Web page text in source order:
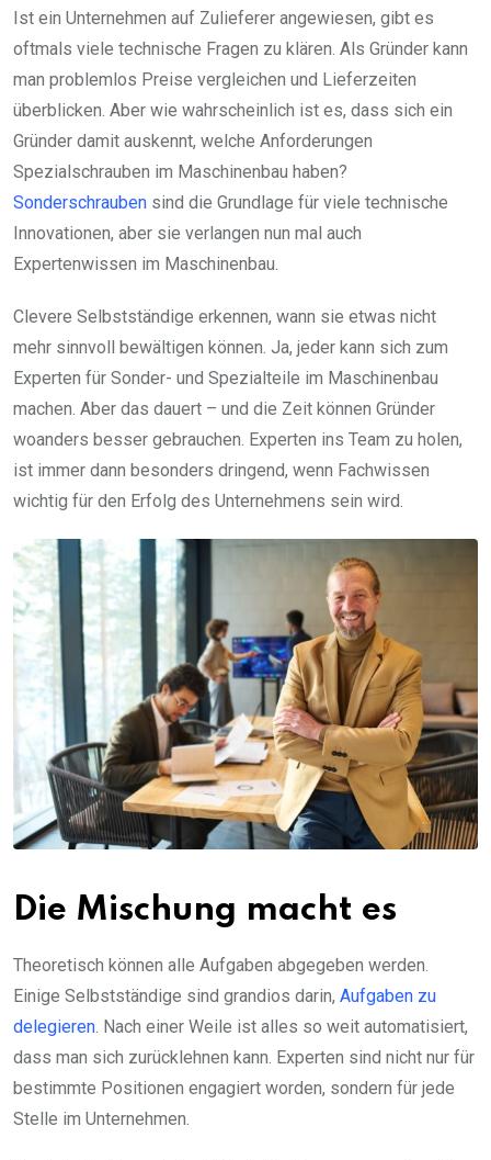
Ist ein Unternehmen auf Zulieferer angewiesen, gibt es
oftmals viele technische Fragen zu klären. Als Gründer kann
man problemlos Preise vergleichen und Lieferzeiten
überblicken. Aber wie wahrscheinlich ist es, dass sich ein
Gründer damit auskennt, welche Anforderungen
Spezialschrauben im Maschinenbau haben?
Sonderschrauben sind die Grundlage für viele technische
Innovationen, aber sie verlangen nun mal auch
Expertenwissen im Maschinenbau.
Clevere Selbstständige erkennen, wann sie etwas nicht
mehr sinnvoll bewältigen können. Ja, jeder kann sich zum
Experten für Sonder- und Spezialteile im Maschinenbau
machen. Aber das dauert – und die Zeit können Gründer
woanders besser gebrauchen. Experten ins Team zu holen,
ist immer dann besonders dringend, wenn Fachwissen
wichtig für den Erfolg des Unternehmens sein wird.
Die Mischung macht es
Theoretisch können alle Aufgaben abgegeben werden.
Einige Selbstständige sind grandios darin, Aufgaben zu
delegieren. Nach einer Weile ist alles so weit automatisiert,
dass man sich zurücklehnen kann. Experten sind nicht nur für
bestimmte Positionen engagiert worden, sondern für jede
Stelle im Unternehmen.